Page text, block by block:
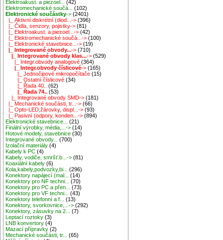
Elektroakust. a piezoel...
(42)
Elektromechanické součá...
(102)
Elektronické součástky-> (2401)
|_ Aktivní diskrétní (diod...-> (396)
|_ Čidla, senzory, pojistky-> (81)
|_ Elektroakust. a piezoel...-> (42)
|_ Elektromechanické součá...-> (100)
|_ Elektronické stavebnice...-> (19)
|_ Integrované obvody...-> (710)
|_ Integrované obvody klas...-> (529)
|_ Integr.obvody analogové (364)
|_ Integr.obvody číslicové-> (165)
|_ Jednočipové mikropočítače (15)
|_ Ostatní číslicové (34)
|_ Řada 40..
(62)
|_ Řada 74.. (53)
|_ Integrované obvody SMD-> (181)
|_ Mechanické součásti, tr...-> (66)
|_ Opto-LED,žárovky, displ...-> (93)
|_ Pasivní (odpory, konden...-> (894)
Elektronické stavebnice...
(21)
Finální výrobky, média,...-> (14)
Hotové modely, stavebnice (30)
Integrované obvody...
(700)
Izolační materiály (4)
Kabely k PC (4)
Kabely, vodiče, smršť.b...-> (81)
Koaxiální kabely (6)
Kola,kabely,podvozky,bi...
(296)
Konektory napájecí (mal...
(14)
Konektory pro NF techni...
(70)
Konektory pro PC a přen...
(73)
Konektory pro VF techni...
(43)
Konektory telefonní a f...
(13)
Konektory, svorkovnice,...-> (292)
Konektory, zásuvky na 2...
(7)
Leptací roztoky (3)
LNB konvertory (4)
Mazací přípravky (2)
Mechanické součásti, tr...
(65)